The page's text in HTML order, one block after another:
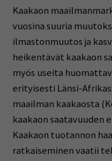
Kaakaon
vuosina suuria
ilmastonmuutos ja
heikentävät kaakaon
myös useita
erityisesti Länsi-
maailman kaakaosta
kaakaon saatavuuden
Kaakaon tuotannon
ratkaiseminen vaatii